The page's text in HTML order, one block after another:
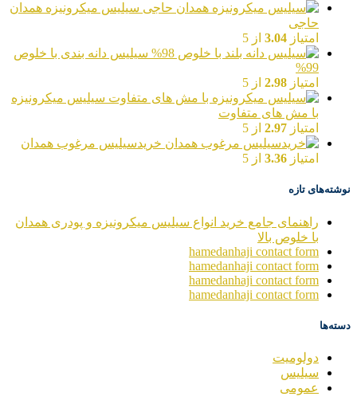
سیلیس میکرونیزه همدان
حاجی
امتیاز 3.04 از 5
سیلیس دانه بندی با خلوص
99%
امتیاز 2.98 از 5
سیلیس میکرونیزه
با مش های متفاوت
امتیاز 2.97 از 5
خریدسیلیس مرغوب همدان
امتیاز 3.36 از 5
نوشته‌های تازه
راهنمای جامع خرید انواع سیلیس میکرونیزه و پودری همدان
با خلوص بالا
hamedanhaji contact form
hamedanhaji contact form
hamedanhaji contact form
hamedanhaji contact form
دسته‌ها
دولومیت
سیلیس
عمومی